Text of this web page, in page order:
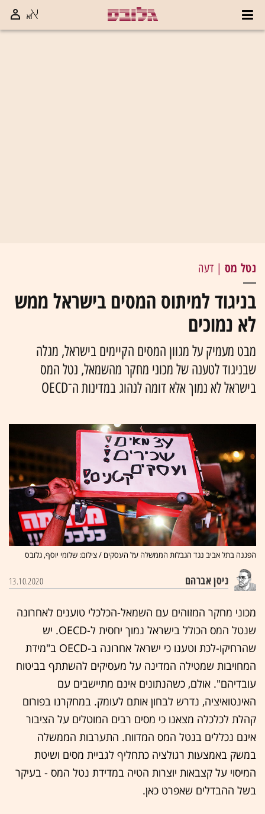
נטל מס | דעה
בניגוד למיתוס המסים בישראל ממש
לא נמוכים
מבט מעמיק על מגוון המסים הקיימים בישראל, מגלה
שבניגוד לטענה של מכוני מחקר מהשמאל, נטל המס
בישראל לא נמוך אלא דומה לנהוג במדינות ה־OECD
הפגנה בתל אביב נגד הגבלות הממשלה על העסקים / צילום: שלומי יוסף, גלובס
ניסן אברהם 13.10.2020
מכוני מחקר המזוהים עם השמאל-הכלכלי טוענים לאחרונה
שנטל המס הכולל בישראל נמוך יחסית ל-OECD. יש
שהרחיקו-לכת וטענו כי ישראל אחרונה ב-OECD ב"מידת
המחויבות שמטילה המדינה על מעסיקים להשתתף בביטוח
עובדיהם". אולם, כשהנתונים אינם מתיישבים עם
האינטואיציה, נדרש לבחון אותם לעומק. במחקרנו בפורום
קהלת לכלכלה מצאנו כי מסים רבים המוטלים על הציבור
אינם נכללים בנטל המס המדווח. התערבות הממשלה
במשק באמצעות רגולציה כתחליף לגביית מסים ושיטת
המיסוי על קצבאות יוצרות הטיה במדידת נטל המס - בעיקר
בשל ההבדלים שאפרט כאן.